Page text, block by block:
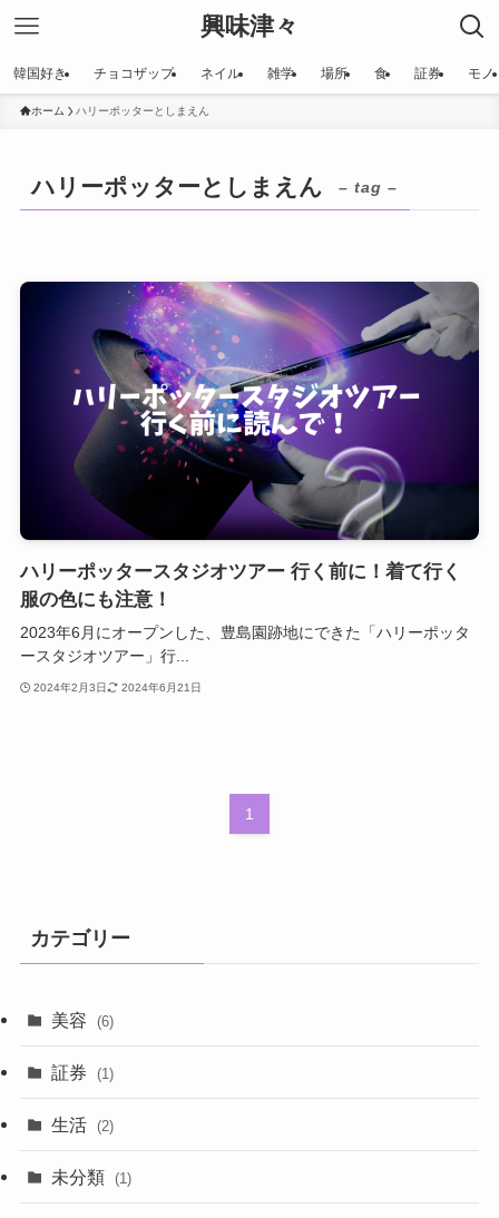
興味津々
韓国好き チョコザップ ネイル 雑学 場所 食 証券 モノ
ホーム ハリーポッターとしまえん
ハリーポッターとしまえん – tag –
ハリーポッタースタジオツアー 行く前に！着て行く
服の色にも注意！
2023年6月にオープンした、豊島園跡地にできた「ハリーポッタ
ースタジオツアー」行...
2024年2月3日 2024年6月21日
1
カテゴリー
美容 (6)
証券 (1)
生活 (2)
未分類 (1)